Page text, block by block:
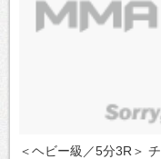
＜ヘビー級／5分3R＞